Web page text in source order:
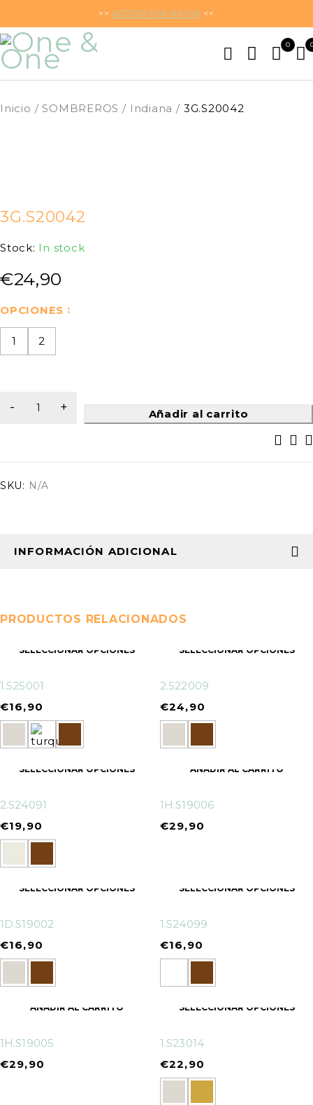
>>ACCESO POR MAYOR <<
0
Inicio / SOMBREROS / Indiana / 3G.S20042
3G.S20042
Stock: In stock
€24,90
OPCIONES
1 2
Añadir al carrito
SKU: N/A
INFORMACIÓN ADICIONAL
PRODUCTOS RELACIONADOS
SELECCIONAR OPCIONES
1.S25001
€16,90
SELECCIONAR OPCIONES
2.S22009
€24,90
SELECCIONAR OPCIONES
2.S24091
€19,90
AÑADIR AL CARRITO
1H.S19006
€29,90
SELECCIONAR OPCIONES
1D.S19002
€16,90
SELECCIONAR OPCIONES
1.S24099
€16,90
AÑADIR AL CARRITO
1H.S19005
€29,90
SELECCIONAR OPCIONES
1.S23014
€22,90